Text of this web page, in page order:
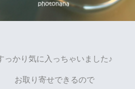
っかり気に入っちゃいました♪
お取り寄せできるので